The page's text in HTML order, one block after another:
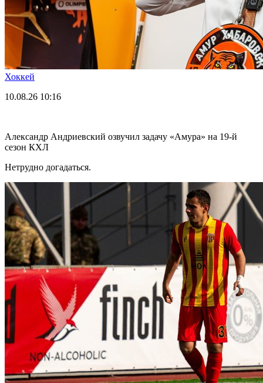
Хоккей
10.08.26 10:16
Александр Андриевский озвучил задачу «Амура» на 19-й
сезон КХЛ
Нетрудно догадаться.